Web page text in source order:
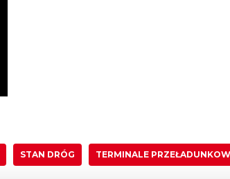
STAN DRÓG TERMINALE